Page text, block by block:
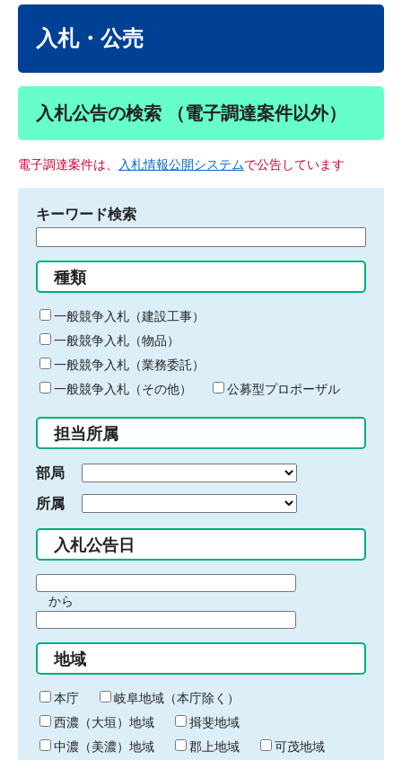
入札・公売
入札公告の検索 （電子調達案件以外）
電子調達案件は、 入札情報公開システムで公告しています
キーワード検索
る
キ
ー
ワ
ー
ド
入
力
種類
一般競争入札（建設工事）
一般競争入札（物品）
一般競争入札（業務委託）
一般競争入札（その他）
公募型プロポーザル
担当所属
部局
所属
入札公告日
間
始
り
から
間
終
わ
り
地域
本庁
岐阜地域（本庁除く）
西濃（大垣）地域
揖斐地域
中濃（美濃）地域
郡上地域
可茂地域